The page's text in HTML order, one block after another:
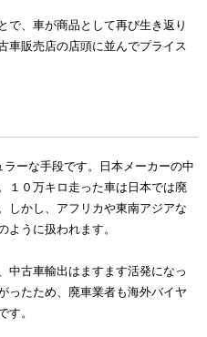
で、車が商品として再び生き返り
車販売店の店頭に並んでプライス
ラーな手段です。日本メーカーの中
１０万キロ走った車は日本では廃
しかし、アフリカや東南アジアな
ように扱われます。
中古車輸出はますます活発になっ
ったため、廃車業者も海外バイヤ
す。